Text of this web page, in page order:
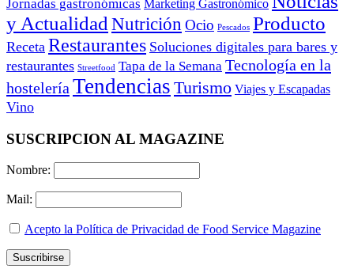
Jornadas gastronómicas Marketing Gastronómico
y Actualidad Nutrición Ocio Pescados Producto
Receta Restaurantes Soluciones digitales para bares y
restaurantes Streetfood Tapa de la Semana Tecnología en la
hostelería Tendencias Turismo Viajes y Escapadas
Vino
SUSCRIPCION AL MAGAZINE
Nombre:
Mail:
Acepto la Política de Privacidad de Food Service Magazine